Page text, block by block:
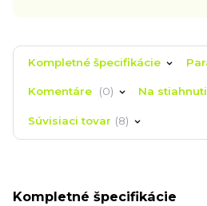
Kompletné špecifikácie
Komentáre 0 Na
Súvisiaci tovar 8
Kompletné špecifikácie